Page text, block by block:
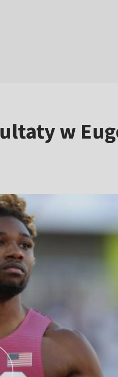
w